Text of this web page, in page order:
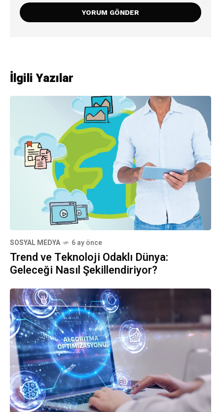
İlgili Yazılar
SOSYAL MEDYA 6 ay önce
Trend ve Teknoloji Odaklı Dünya:
Geleceği Nasıl Şekillendiriyor?